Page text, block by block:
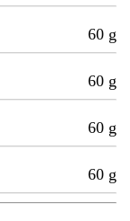
60 g
60 g
60 g
60 g